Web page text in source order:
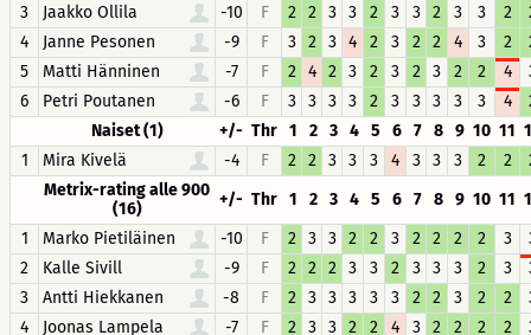
3
Jaakko Ollila -10 F 2 2 3 3 2 3 3 2 3 3 2
4
Janne Pesonen -9 F 3 2 3 4 2 3 2 2 4 3 2
5
Matti Hänninen -7 F 2 4 2 3 2 3 2 3 2 2 4
6
Petri Poutanen -6 F 3 3 3 3 2 3 3 3 3 3 4
Naiset (1)
+/- Thr 1 2 3 4 5 6 7 8 9 10 11
1
Mira Kivelä -4 F 2 2 3 3 3 4 3 3 3 2 2
Metrix-rating alle 900
(16)
+/- Thr 1 2 3 4 5 6 7 8 9 10 11
1
Marko Pietiläinen -10 F 2 3 3 2 2 3 2 2 2 2 3
2
Kalle Sivill -9 F 2 2 2 3 3 2 3 3 3 2 3
3
Antti Hiekkanen -8 F 2 3 3 3 3 3 2 2 3 2 2
4
Joonas Lampela -7 F 2 3 3 2 2 4 3 2 2 2 2